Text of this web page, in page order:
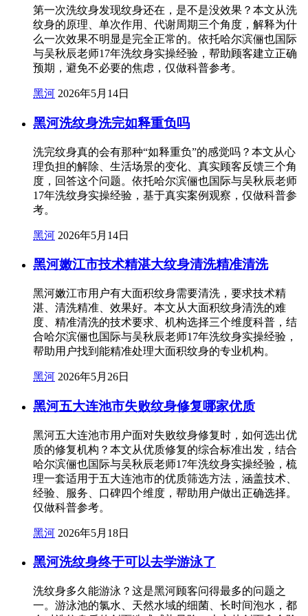
第一次洗纹身发现纹身还在，是不是没效果？本文从洗
纹身的原理、单次作用、代谢周期三个角度，解释为什
么一次效果不明显是完全正常的。依托哈尔滨俪也国际
与吴秋辰老师17年洗纹身实操经验，帮助顾客建立正确
预期，避免不必要的焦虑，仅做科普参考。
黑河 2026年5月14日
黑河洗纹身洗完如释重负吗
洗完纹身真的会有那种“如释重负”的感觉吗？本文从心
理负担的解除、生活场景的变化、真实顾客反馈三个角
度，回答这个问题。依托哈尔滨俪也国际与吴秋辰老师
17年洗纹身实操经验，基于真实案例观察，仅做科普参
考。
黑河 2026年5月14日
黑河嫩江市技术精湛大纹身清洗精准清洗
黑河嫩江市用户有大面积纹身需要清洗，要求技术精
湛、清洗精准、效果好。本文从大面积纹身清洗的难
度、精准清洗的技术要求、机构选择三个维度科普，结
合哈尔滨俪也国际与吴秋辰老师17年洗纹身实操经验，
帮助用户找到能精准处理大面积纹身的专业机构。
黑河 2026年5月26日
黑河五大连池市失败纹身修复哪家优质
黑河五大连池市用户面对失败纹身修复时，如何选出优
质的修复机构？本文从优质修复的综合标准出发，结合
哈尔滨俪也国际与吴秋辰老师17年洗纹身实操经验，梳
理一套适用于五大连池市的优质筛选方法，涵盖技术、
经验、服务、口碑四个维度，帮助用户做出正确选择。
仅做科普参考。
黑河 2026年5月18日
黑河洗纹身终于可以去学游泳了
洗纹身多久能游泳？这是黑河顾客问得最多的问题之
一。游泳池的氯水、天然水域的细菌、长时间泡水，都